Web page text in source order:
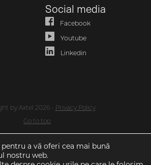
Social media
Facebook
Youtube
Linkedin
by Axtel 2026 - Privacy Policy
Go to top
a vă oferi cea mai bună
nostru web.